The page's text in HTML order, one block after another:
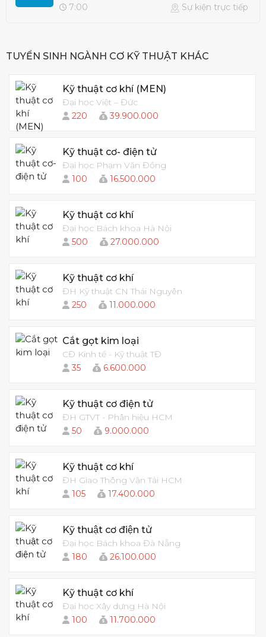
7:00 Sự kiện trực tiếp
TUYỂN SINH NGÀNH CƠ KỸ THUẬT KHÁC
Kỹ thuật cơ khí (MEN)
Đại học Việt – Đức
220
39.900.000
Kỹ thuật cơ- điện tử
Đại học Phạm Văn Đồng
100
16.500.000
Kỹ thuật cơ khí
Đại học Bách khoa Hà Nội
500
27.000.000
Kỹ thuật cơ khí
ĐH Kỹ thuật CN Thái Nguyên
250
11.000.000
Cắt gọt kim loại
CĐ Kinh tế - Kỹ thuật TĐ
35
6.600.000
Kỹ thuật cơ điện tử
ĐH GTVT - Phân hiệu HCM
50
9.000.000
Kỹ thuật cơ khí
ĐH Giao Thông Vận Tải HCM
105
17.400.000
Kỹ thuật cơ điện tử
Đại học Bách khoa Đà Nẵng
180
26.100.000
Kỹ thuật cơ khí
Đại học Xây dựng Hà Nội
100
11.700.000